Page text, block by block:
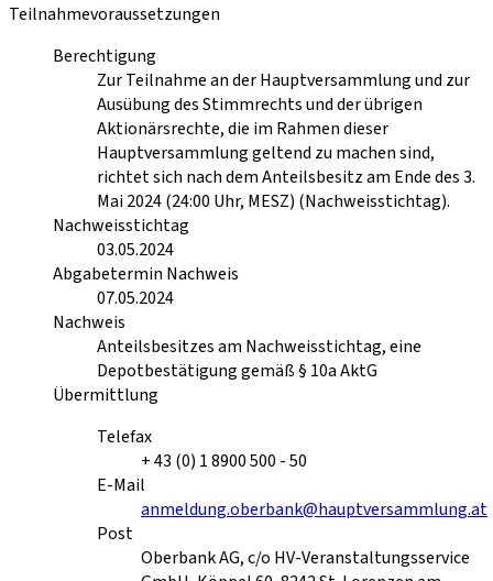
Teilnahmevoraussetzungen
Berechtigung
Zur Teilnahme an der Hauptversammlung und zur
Ausübung des Stimmrechts und der übrigen
Aktionärsrechte, die im Rahmen dieser
Hauptversammlung geltend zu machen sind,
richtet sich nach dem Anteilsbesitz am Ende des 3.
Mai 2024 (24:00 Uhr, MESZ) (Nachweisstichtag).
Nachweisstichtag
03.05.2024
Abgabetermin Nachweis
07.05.2024
Nachweis
Anteilsbesitzes am Nachweisstichtag, eine
Depotbestätigung gemäß § 10a AktG
Übermittlung
Telefax
+ 43 (0) 1 8900 500 - 50
E-Mail
anmeldung.oberbank@hauptversammlung.at
Post
Oberbank AG, c/o HV-Veranstaltungsservice